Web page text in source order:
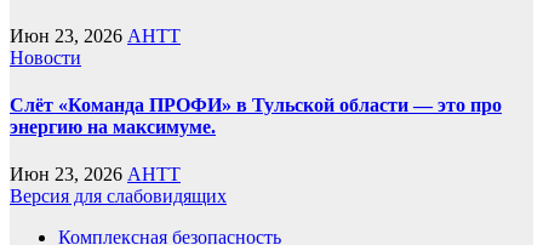
Июн 23, 2026 AHTT
Новости
Слёт «Команда ПРОФИ» в Тульской области — это про
энергию на максимуме.
Июн 23, 2026 AHTT
Версия для слабовидящих
Комплексная безопасность